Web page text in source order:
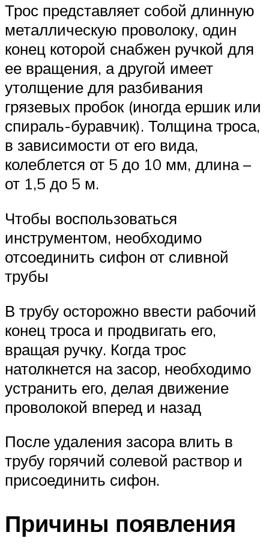
Трос представляет собой длинную
металлическую проволоку, один
конец которой снабжен ручкой для
ее вращения, а другой имеет
утолщение для разбивания
грязевых пробок (иногда ершик или
спираль-буравчик). Толщина троса,
в зависимости от его вида,
колеблется от 5 до 10 мм, длина –
от 1,5 до 5 м.
Чтобы воспользоваться
инструментом, необходимо
отсоединить сифон от сливной
трубы
В трубу осторожно ввести рабочий
конец троса и продвигать его,
вращая ручку. Когда трос
натолкнется на засор, необходимо
устранить его, делая движение
проволокой вперед и назад
После удаления засора влить в
трубу горячий солевой раствор и
присоединить сифон.
Причины появления